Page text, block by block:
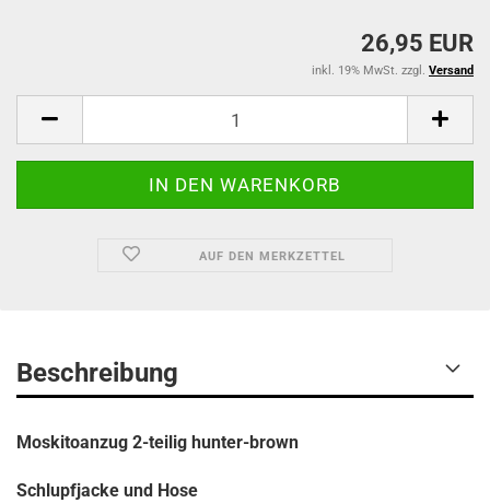
26,95 EUR
inkl. 19% MwSt. zzgl. Versand
AUF DEN MERKZETTEL
Beschreibung
Moskitoanzug 2-teilig hunter-brown
Schlupfjacke und Hose